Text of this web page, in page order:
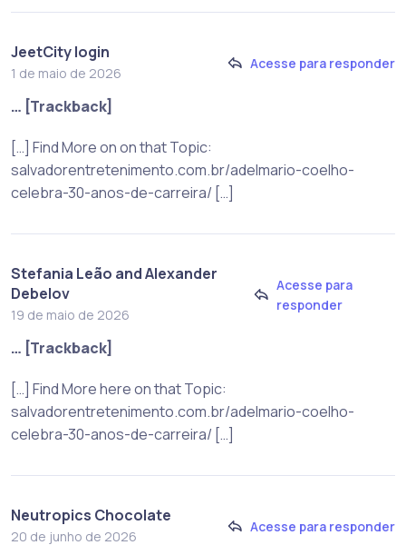
JeetCity login
1 de maio de 2026
Acesse para responder
… [Trackback]
[…] Find More on on that Topic:
salvadorentretenimento.com.br/adelmario-coelho-
celebra-30-anos-de-carreira/ […]
Stefania Leão and Alexander
Debelov
19 de maio de 2026
Acesse para
responder
… [Trackback]
[…] Find More here on that Topic:
salvadorentretenimento.com.br/adelmario-coelho-
celebra-30-anos-de-carreira/ […]
Neutropics Chocolate
20 de junho de 2026
Acesse para responder